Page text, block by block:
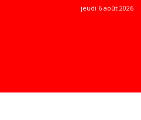
jeudi 6 août 2026